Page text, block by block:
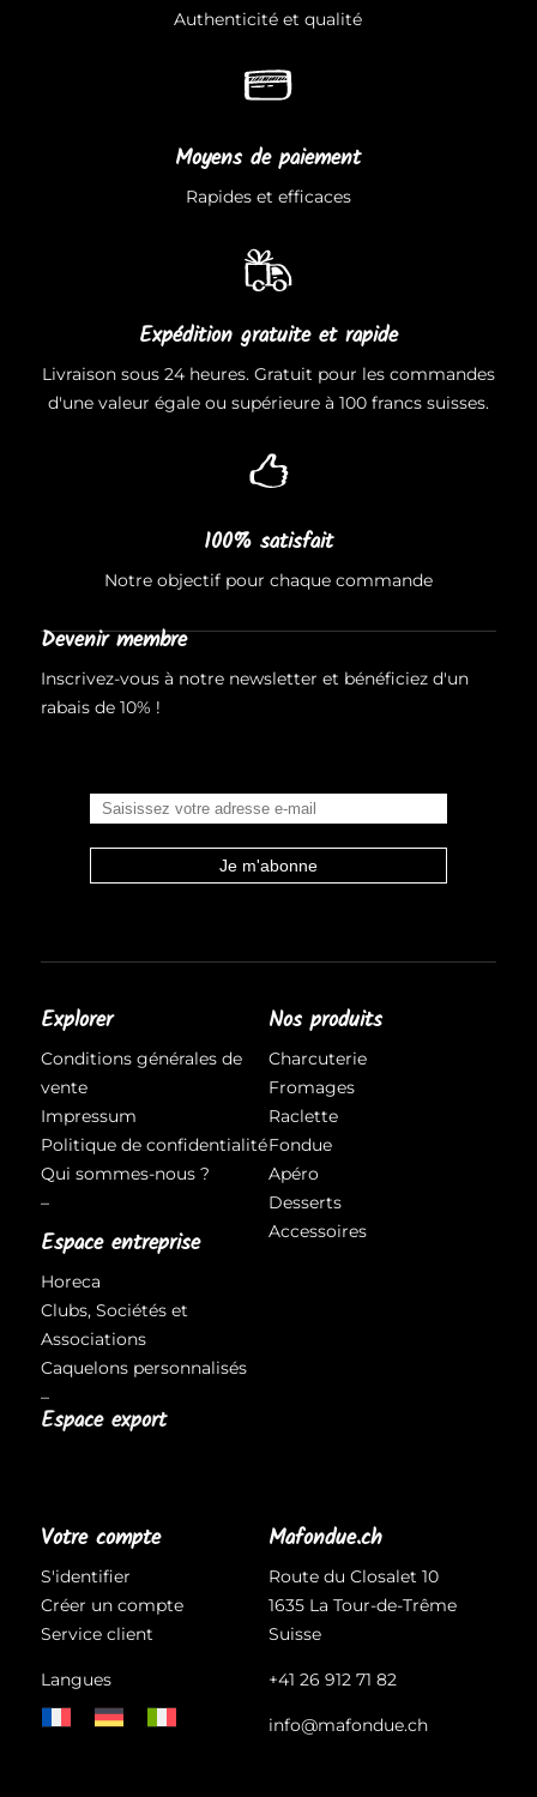
Authenticité et qualité
Moyens de paiement
Rapides et efficaces
Expédition gratuite et rapide
Livraison sous 24 heures. Gratuit pour les commandes
d'une valeur égale ou supérieure à 100 francs suisses.
100% satisfait
Notre objectif pour chaque commande
Devenir membre
Inscrivez-vous à notre newsletter et bénéficiez d'un
rabais de 10% !
Explorer
Conditions générales de
vente
Impressum
Politique de confidentialité
Qui sommes-nous ?
–
Espace entreprise
Horeca
Clubs, Sociétés et
Associations
Caquelons personnalisés
–
Espace export
Nos produits
Charcuterie
Fromages
Raclette
Fondue
Apéro
Desserts
Accessoires
Votre compte
S'identifier
Créer un compte
Service client
Langues
Mafondue.ch
Route du Closalet 10
1635 La Tour-de-Trême
Suisse
+41 26 912 71 82
info@mafondue.ch